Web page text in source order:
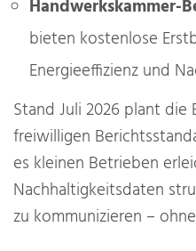
Handwerkskammer-
bieten kostenlose
Energieeffizienz und
Stand Juli 2026 plant die
freiwilligen
es kleinen Betrieben
Nachhaltigkeitsdaten
zu kommunizieren –